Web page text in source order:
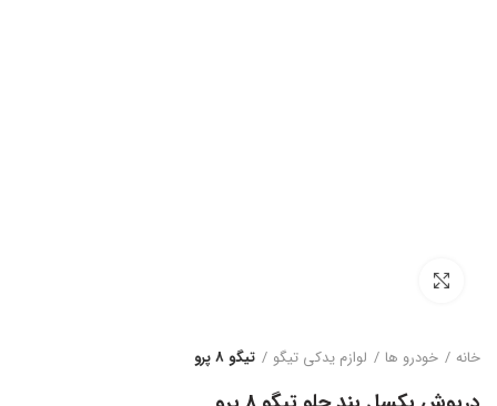
خانه خودرو ها لوازم یدکی تیگو تیگو 8 پرو